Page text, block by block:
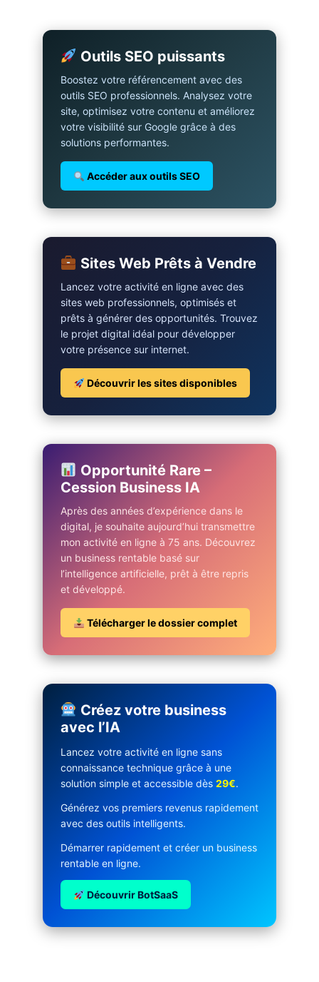
Outils SEO puissants
Boostez votre référencement avec des
outils SEO professionnels. Analysez votre
site, optimisez votre contenu et améliorez
votre visibilité sur Google grâce à des
solutions performantes.
Accéder aux outils SEO
Sites Web Prêts à Vendre
Lancez votre activité en ligne avec des
sites web professionnels, optimisés et
prêts à générer des opportunités. Trouvez
le projet digital idéal pour développer
votre présence sur internet.
Découvrir les sites disponibles
Opportunité Rare –
Cession Business IA
Après des années d’expérience dans le
digital, je souhaite aujourd’hui transmettre
mon activité en ligne à 75 ans. Découvrez
un business rentable basé sur
l’intelligence artificielle, prêt à être repris
et développé.
Télécharger le dossier complet
Créez votre business
avec l’IA
Lancez votre activité en ligne sans
connaissance technique grâce à une
solution simple et accessible dès 29€.
Générez vos premiers revenus rapidement
avec des outils intelligents.
Démarrer rapidement et créer un business
rentable en ligne.
Découvrir BotSaaS